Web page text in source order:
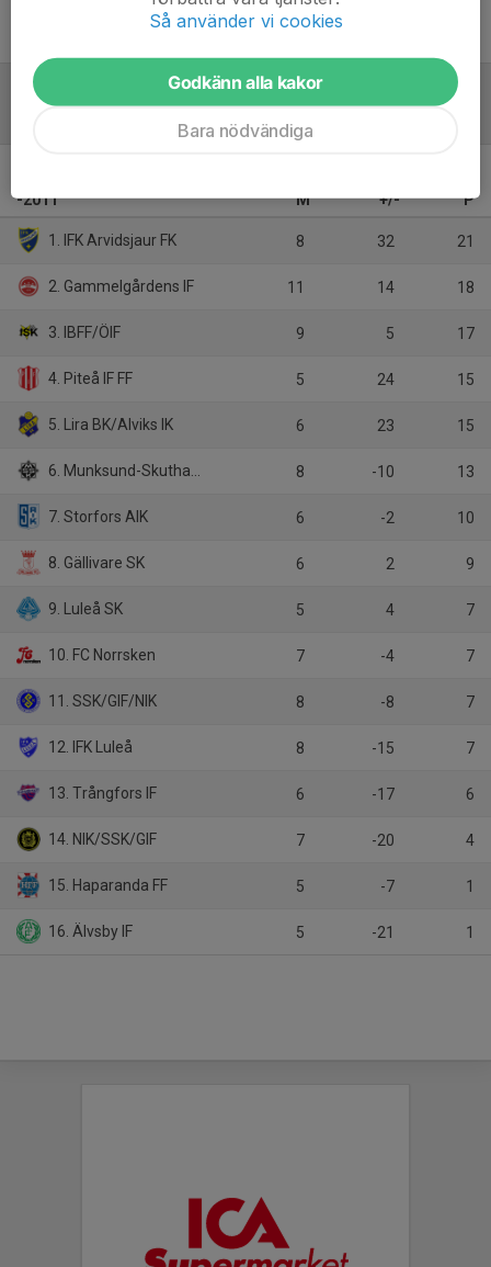
Inget referat skrivet
-2011
M +/- P
1. IFK Arvidsjaur FK 8 32 21
2. Gammelgårdens IF 11 14 18
3. IBFF/ÖIF 9 5 17
4. Piteå IF FF 5 24 15
5. Lira BK/Alviks IK 6 23 15
6. Munksund-Skuthamns SK 8 -10 13
7. Storfors AIK 6 -2 10
8. Gällivare SK 6 2 9
9. Luleå SK 5 4 7
10. FC Norrsken 7 -4 7
11. SSK/GIF/NIK 8 -8 7
12. IFK Luleå 8 -15 7
13. Trångfors IF 6 -17 6
14. NIK/SSK/GIF 7 -20 4
15. Haparanda FF 5 -7 1
16. Älvsby IF 5 -21 1
Så använder vi cookies
Godkänn alla kakor
Bara nödvändiga